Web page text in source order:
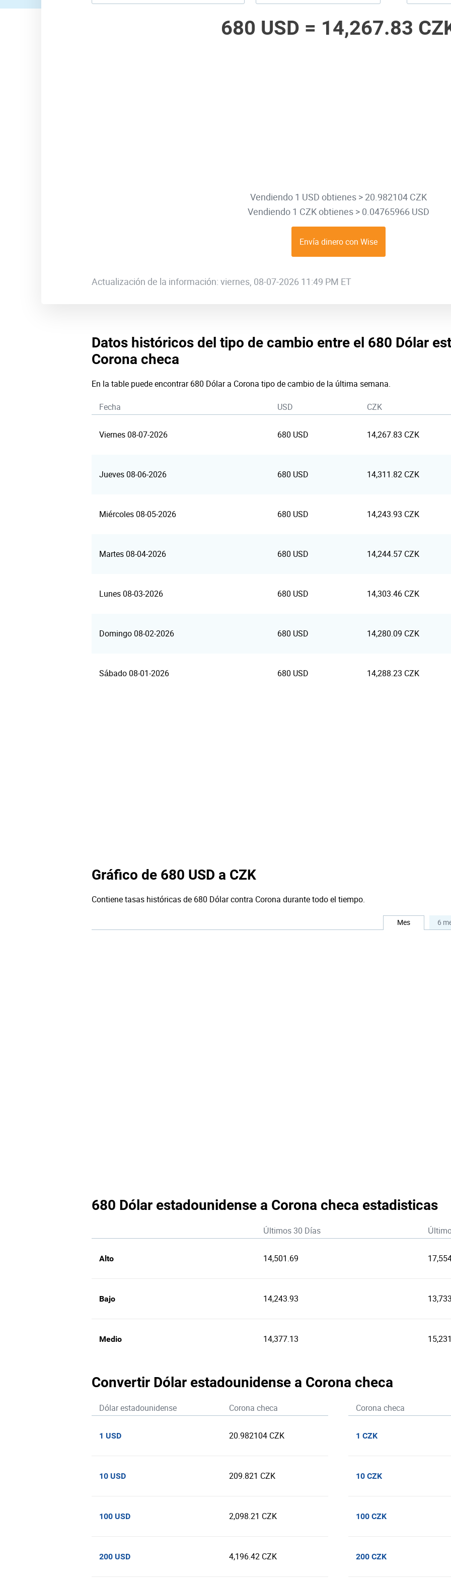
680 USD = 14,267.83
Vendiendo 1 USD obtienes > 20.982104 CZK
Vendiendo 1 CZK obtienes > 0.04765966 USD
Envía dinero con Wise
Actualización de la información: viernes, 08-07-2026 11:49 PM ET
Datos históricos del tipo de cambio entre el 680 Dólar
Corona checa
En la table puede encontrar 680 Dólar a Corona tipo de cambio de la última semana.
Fecha USD CZK
Viernes 08-07-2026 680 USD 14,267.83 CZK
Jueves 08-06-2026 680 USD 14,311.82 CZK
Miércoles 08-05-2026 680 USD 14,243.93 CZK
Martes 08-04-2026 680 USD 14,244.57 CZK
Lunes 08-03-2026 680 USD 14,303.46 CZK
Domingo 08-02-2026 680 USD 14,280.09 CZK
Sábado 08-01-2026 680 USD 14,288.23 CZK
Gráfico de 680 USD a CZK
Contiene tasas históricas de 680 Dólar contra Corona durante todo el tiempo.
Mes 6
680 Dólar estadounidense a Corona checa estadisticas
Últimos 30 Días
Alto 14,501.69
Bajo 14,243.93
Medio 14,377.13
Convertir Dólar estadounidense a Corona checa
Dólar estadounidense Corona checa
1 USD 20.982104 CZK
10 USD 209.821 CZK
100 USD 2,098.21 CZK
200 USD 4,196.42 CZK
Corona checa
1 CZK
10 CZK
100 CZK
200 CZK